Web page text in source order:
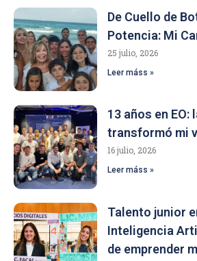
De Cuello de
Potencia: Mi
25 julio, 2026
Leer máss »
13 años en EO:
transformó mi
16 julio, 2026
Leer máss »
Talento junior
Inteligencia
de emprender